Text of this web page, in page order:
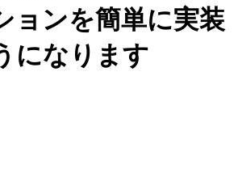
ョンを簡単に実装
になります